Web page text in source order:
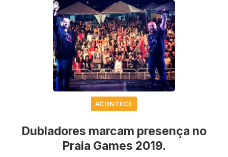
ACONTECE
Dubladores marcam presença no
Praia Games 2019.